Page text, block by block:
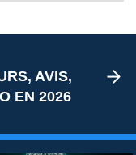
AVIS,
EN 2026